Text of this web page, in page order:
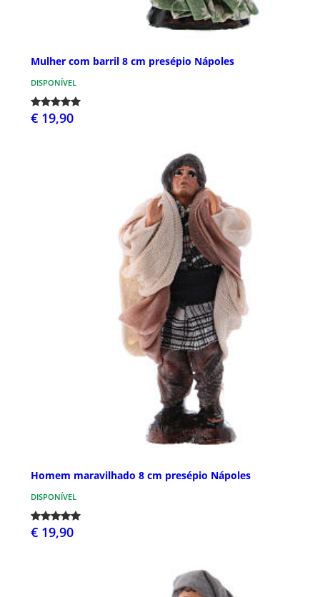
Mulher com barril 8 cm presépio Nápoles
DISPONÍVEL
€ 19,90
Homem maravilhado 8 cm presépio Nápoles
DISPONÍVEL
€ 19,90